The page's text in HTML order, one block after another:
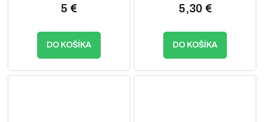
5 €
DO KOŠÍKA
5,30 €
DO KOŠÍKA